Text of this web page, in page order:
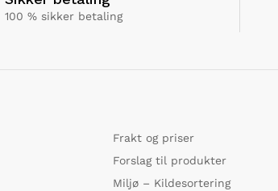
100 % sikker betaling
Frakt og priser
Forslag til produkter
Miljø – Kildesortering